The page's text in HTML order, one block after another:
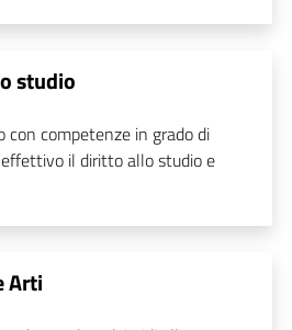
studio
competenze in grado di
il diritto allo studio e
Arti